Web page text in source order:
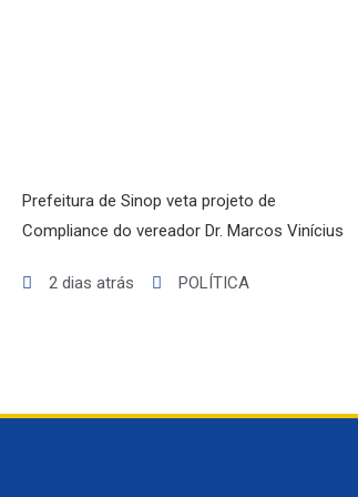
Prefeitura de Sinop veta projeto de
Compliance do vereador Dr. Marcos Vinícius
2 dias atrás POLÍTICA